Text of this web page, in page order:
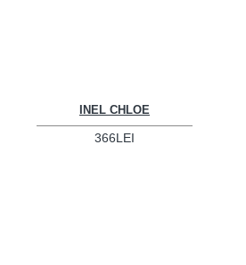
INEL CHLOE
366LEI